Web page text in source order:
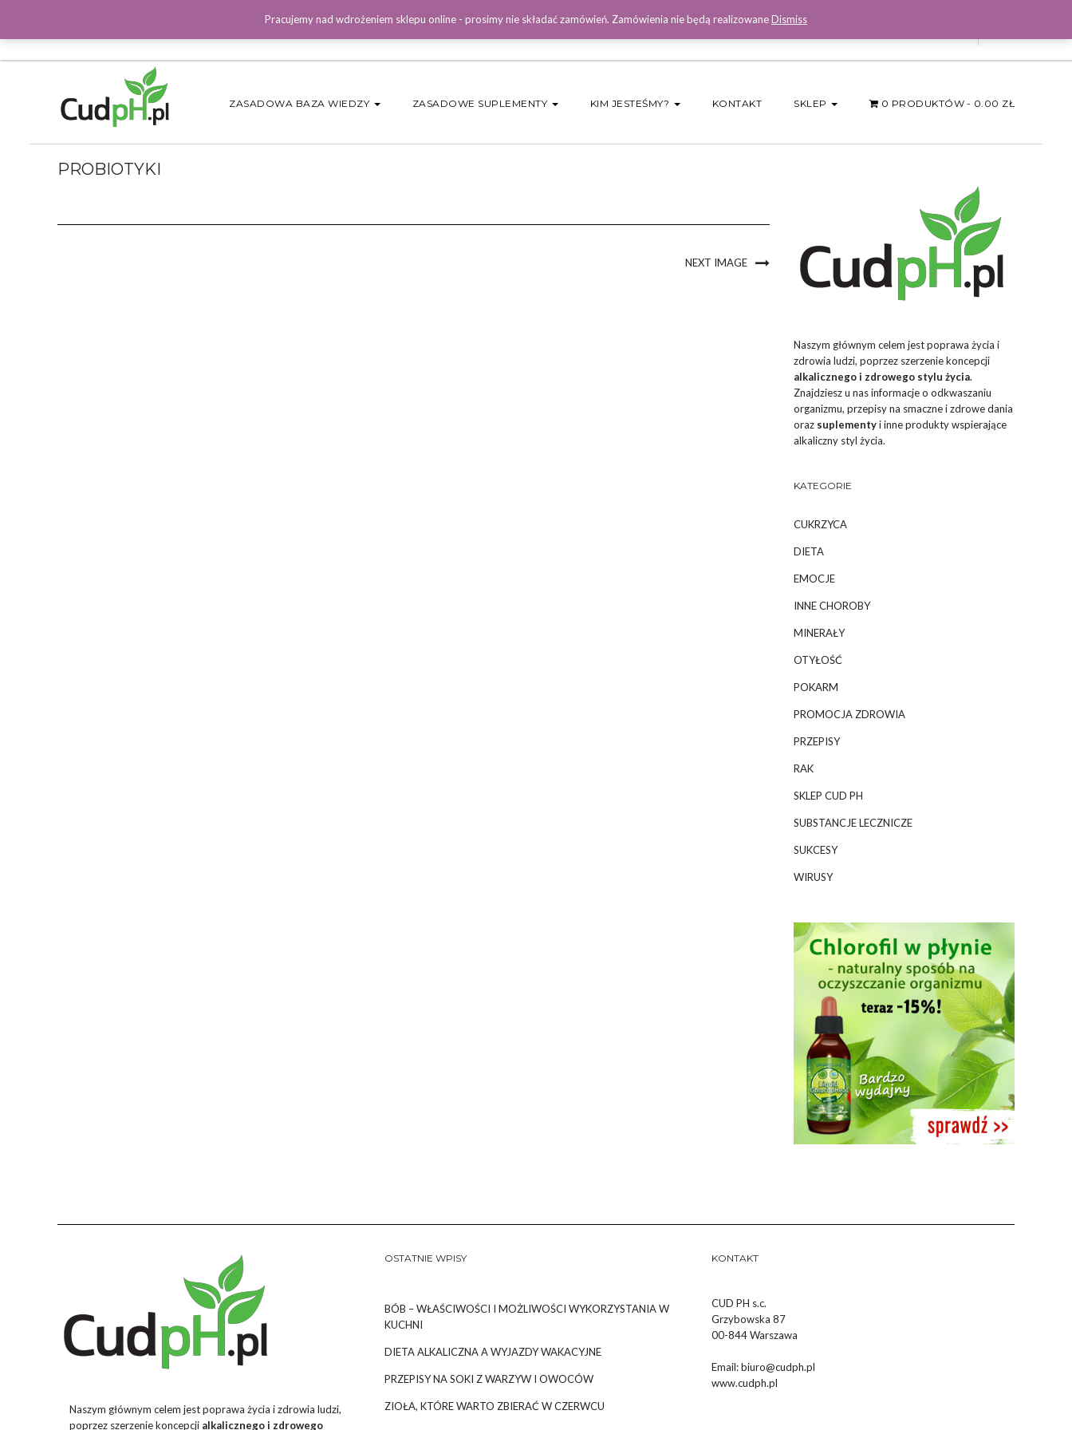
ZASADOWA BAZA WIEDZY ZASADOWE SUPLEMENTY KIM JESTEŚMY? KONTAKT SKLEP 0 PRODUKTÓW 0.00 ZŁ
PROBIOTYKI
NEXT IMAGE
Naszym głównym celem jest poprawa życia i
zdrowia ludzi, poprzez szerzenie koncepcji
alkalicznego i zdrowego stylu życia.
Znajdziesz u nas informacje o odkwaszaniu
organizmu, przepisy na smaczne i zdrowe dania
oraz suplementyi inne produkty wspierające
alkaliczny styl życia.
KATEGORIE
CUKRZYCA
DIETA
EMOCJE
INNE CHOROBY
MINERAŁY
OTYŁOŚĆ
POKARM
PROMOCJA ZDROWIA
PRZEPISY
RAK
SKLEP CUD PH
SUBSTANCJE LECZNICZE
SUKCESY
WIRUSY
Naszym głównym celem jest poprawa życia i zdrowia ludzi,
poprzez szerzenie koncepcji alkalicznego i zdrowego
OSTATNIE WPISY
BÓB – WŁAŚCIWOŚCI I MOŻLIWOŚCI WYKORZYSTANIA W
KUCHNI
DIETA ALKALICZNA A WYJAZDY WAKACYJNE
PRZEPISY NA SOKI Z WARZYW I OWOCÓW
ZIOŁA, KTÓRE WARTO ZBIERAĆ W CZERWCU
KONTAKT
CUD PH s.c.
Grzybowska 87
00-844 Warszawa
Email:biuro@cudph.pl
www.cudph.pl
Pracujemy nad wdrożeniem sklepu online - prosimy nie składać zamówień. Zamówienia nie będą realizowaneDismiss